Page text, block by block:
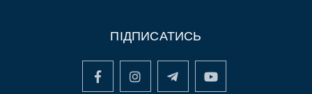
ПІДПИСАТИСЬ